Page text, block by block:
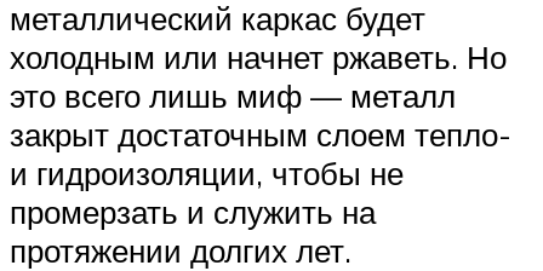
металлический каркас будет
холодным или начнет ржаветь. Но
это всего лишь миф — металл
закрыт достаточным слоем тепло-
и гидроизоляции, чтобы не
промерзать и служить на
протяжении долгих лет.